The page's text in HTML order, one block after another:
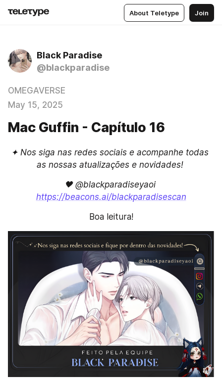
About Teletype Join
Black Paradise
@blackparadise
OMEGAVERSE
May 15, 2025
Mac Guffin - Capítulo 16
✦ Nos siga nas redes sociais e acompanhe todas
as nossas atualizações e novidades!
🖤 @blackparadiseyaoi
https://beacons.ai/blackparadisescan
Boa leitura!